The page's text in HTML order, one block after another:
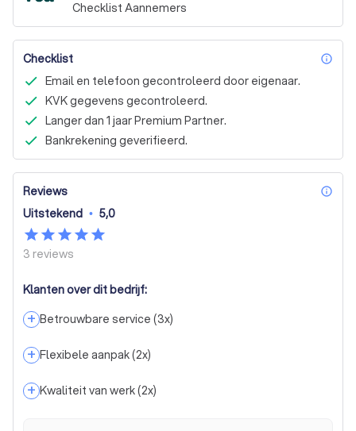
Checklist Aannemers
Checklist
Email en telefoon gecontroleerd door eigenaar.
KVK gegevens gecontroleerd.
Langer dan 1 jaar Premium Partner.
Bankrekening geverifieerd.
Reviews
Uitstekend • 5,0
3 reviews
Klanten over dit bedrijf:
+ Betrouwbare service (3x)
+ Flexibele aanpak(2x)
+ Kwaliteit van werk(2x)